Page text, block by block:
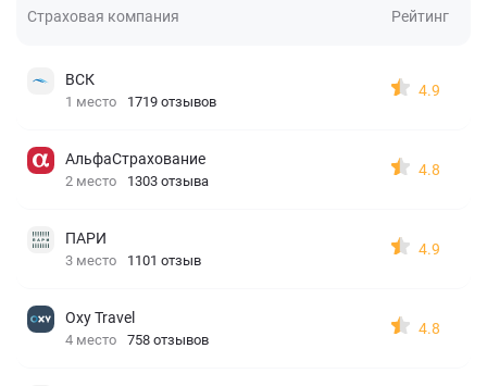
Страховая компания Рейтинг
ВСК
1 место 1719 отзывов
4.9
АльфаСтрахование
2 место 1303 отзыва
4.8
ПАРИ
3 место 1101 отзыв
4.9
Oxy Travel
4 место 758 отзывов
4.8